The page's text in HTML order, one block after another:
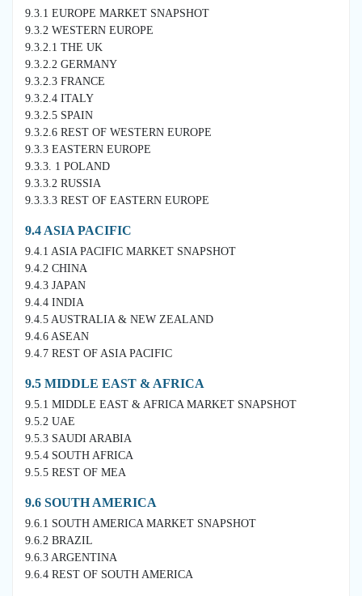
9.3.1 EUROPE MARKET SNAPSHOT
9.3.2 WESTERN EUROPE
9.3.2.1 THE UK
9.3.2.2 GERMANY
9.3.2.3 FRANCE
9.3.2.4 ITALY
9.3.2.5 SPAIN
9.3.2.6 REST OF WESTERN EUROPE
9.3.3 EASTERN EUROPE
9.3.3. 1 POLAND
9.3.3.2 RUSSIA
9.3.3.3 REST OF EASTERN EUROPE
9.4 ASIA PACIFIC
9.4.1 ASIA PACIFIC MARKET SNAPSHOT
9.4.2 CHINA
9.4.3 JAPAN
9.4.4 INDIA
9.4.5 AUSTRALIA & NEW ZEALAND
9.4.6 ASEAN
9.4.7 REST OF ASIA PACIFIC
9.5 MIDDLE EAST & AFRICA
9.5.1 MIDDLE EAST & AFRICA MARKET SNAPSHOT
9.5.2 UAE
9.5.3 SAUDI ARABIA
9.5.4 SOUTH AFRICA
9.5.5 REST OF MEA
9.6 SOUTH AMERICA
9.6.1 SOUTH AMERICA MARKET SNAPSHOT
9.6.2 BRAZIL
9.6.3 ARGENTINA
9.6.4 REST OF SOUTH AMERICA